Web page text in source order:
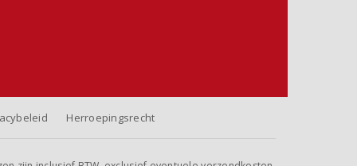
Herroepingsrecht